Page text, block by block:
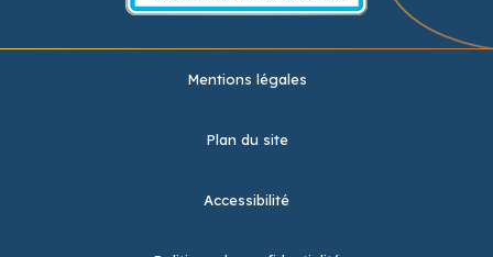
Mentions légales
Plan du site
Accessibilité